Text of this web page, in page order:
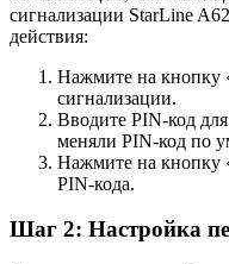
сигнализации StarLine
действия:
Нажмите на
сигнализации.
Вводите PIN-код
меняли PIN-код по
Нажмите на кнопку
PIN-кода.
Шаг 2: Настройка